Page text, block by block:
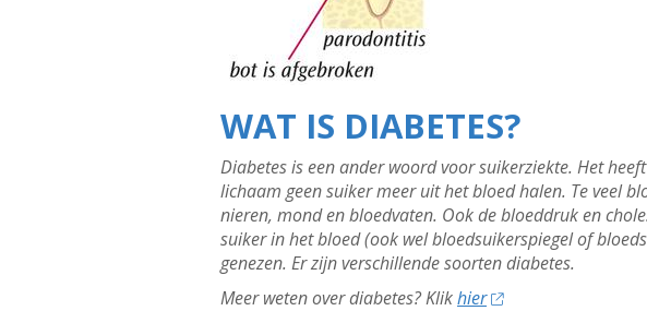
WAT IS DIABETES?
Diabetes is een ander woord voor suikerziekte. Het
lichaam geen suiker meer uit het bloed halen. Te veel
nieren, mond en bloedvaten. Ook de bloeddruk en
suiker in het bloed (ook wel bloedsuikerspiegel of
genezen. Er zijn verschillende soorten diabetes.
Meer weten over diabetes? Klikhier